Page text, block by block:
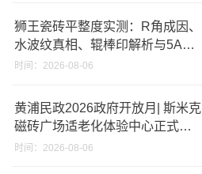
狮王瓷砖平整度实测：R角成因、
水波纹真相、辊棒印解析与5A标
准选购指南
时间：2026-08-06
黄浦民政2026政府开放月| 斯米克
磁砖广场适老化体验中心正式亮
相
时间：2026-08-06